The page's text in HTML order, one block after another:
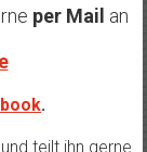
per Mail an
.
teilt ihn gerne.